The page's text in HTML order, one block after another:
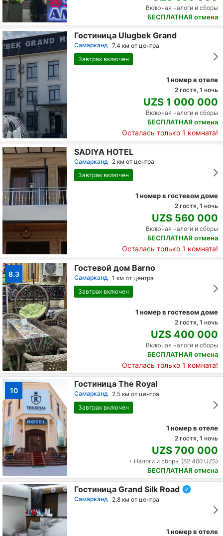
Включая налоги и сборы
БЕСПЛАТНАЯ отмена
Гостиница Ulugbek Grand
Самарканд 7.4 км от центра
Завтрак включен
1 номер в отеле
2 гостя, 1 ночь
UZS 1 000 000
Включая налоги и сборы
БЕСПЛАТНАЯ отмена
Осталась только 1 комната!
SADIYA HOTEL
Самарканд
2 км от центра
Завтрак включен
1 номер в гостевом доме
2 гостя, 1 ночь
UZS 560 000
Включая налоги и сборы
БЕСПЛАТНАЯ отмена
Осталась только 1 комната!
8.3
Гостевой дом Barno
Самарканд 1 км от центра
Завтрак включен
1 номер в гостевом доме
2 гостя, 1 ночь
UZS 400 000
Включая налоги и сборы
БЕСПЛАТНАЯ отмена
Осталась только 1 комната!
10
Гостиница The Royal
Самарканд 2.5 км от центра
Завтрак включен
1 номер в отеле
2 гостя, 1 ночь
UZS 700 000
+ Налоги и сборы (82 400 UZS)
БЕСПЛАТНАЯ отмена
Гостиница Grand Silk Road
Самарканд 2.8 км от центра
1 номер в отеле